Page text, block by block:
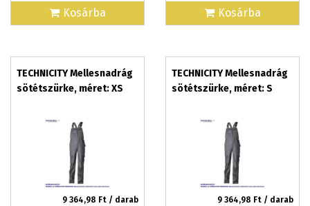
Kosárba Kosárba
TECHNICITY Mellesnadrág
sötétszürke, méret: XS
9 364,98 Ft / darab
TECHNICITY Mellesnadrág
sötétszürke, méret: S
9 364,98 Ft / darab